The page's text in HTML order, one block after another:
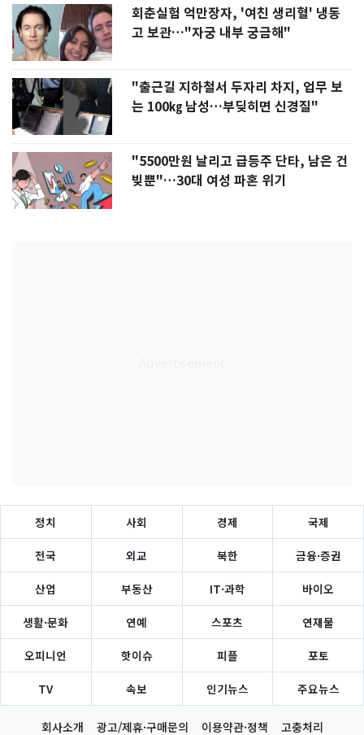
회춘실험 억만장자, '여친 생리혈' 냉동
고 보관…"자궁 내부 궁금해"
"출근길 지하철서 두자리 차지, 업무 보
는 100㎏ 남성…부딪히면 신경질"
"5500만원 날리고 급등주 단타, 남은 건
빚뿐"…30대 여성 파혼 위기
정치 사회 경제 국제
전국 외교 북한 금융·증권
산업 부동산 IT·과학 바이오
생활·문화 연예 스포츠 연재물
오피니언 핫이슈 피플 포토
TV 속보 인기뉴스 주요뉴스
회사소개 광고/제휴·구매문의 이용약관·정책 고충처리